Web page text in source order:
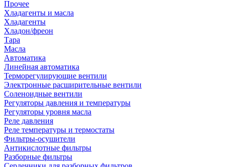
Прочее
Хладагенты и масла
Хладагенты
Хладон/фреон
Тара
Масла
Автоматика
Линейная автоматика
Терморегулирующие вентили
Электронные расширительные вентили
Соленоидные вентили
Регуляторы давления и температуры
Регуляторы уровня масла
Реле давления
Реле температуры и термостаты
Фильтры-осушители
Антикислотные фильтры
Разборные фильтры